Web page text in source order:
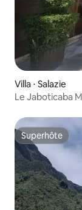
Villa ⋅ Salazie
Superhôte
Superhôte